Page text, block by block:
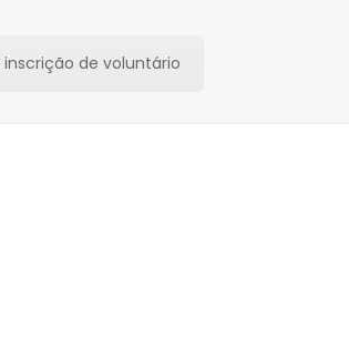
de voluntário